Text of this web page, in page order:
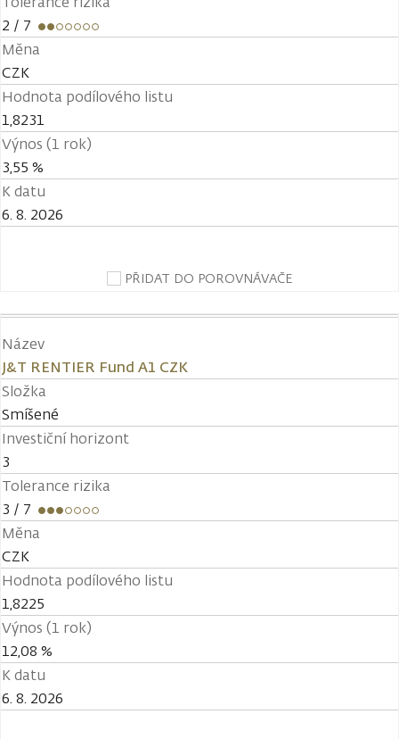
2 / 7
Měna
CZK
Hodnota podílového listu
1,8231
Výnos (1 rok)
3,55 %
K datu
6. 8. 2026
PŘIDAT DO POROVNÁVAČE
Název
J&T RENTIER Fund A1 CZK
Složka
Smíšené
Investiční horizont
3
Tolerance rizika
3 / 7
Měna
CZK
Hodnota podílového listu
1,8225
Výnos (1 rok)
12,08 %
K datu
6. 8. 2026